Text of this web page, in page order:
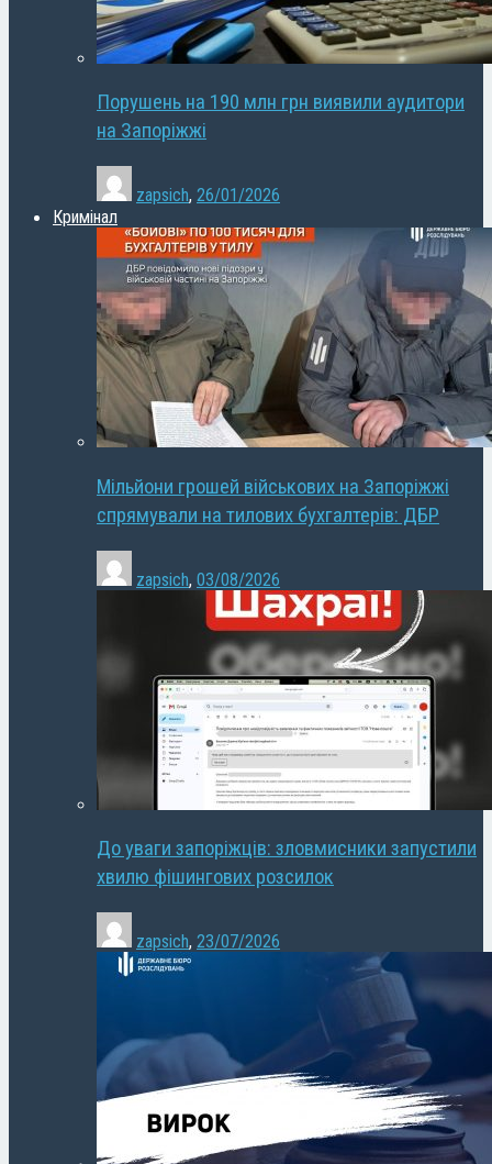
Порушень на 190 млн грн виявили аудитори
на Запоріжжі
zapsich, 26/01/2026
Кримінал
Мільйони грошей військових на Запоріжжі
спрямували на тилових бухгалтерів: ДБР
zapsich, 03/08/2026
До уваги запоріжців: зловмисники запустили
хвилю фішингових розсилок
zapsich, 23/07/2026